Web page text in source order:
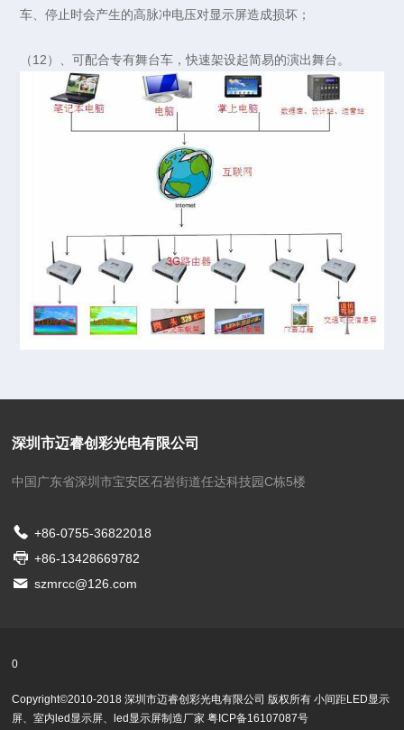
车、停止时会产生的高脉冲电压对显示屏造成损坏；
（12）、可配合专有舞台车，快速架设起简易的演出舞台。
深圳市迈睿创彩光电有限公司
中国广东省深圳市宝安区石岩街道任达科技园C栋5楼
+86-0755-36822018
+86-13428669782
szmrcc@126.com
0
Copyright©2010-2018 深圳市迈睿创彩光电有限公司 版权所有小间距LED显示
屏、室内led显示屏、 led显示屏制造厂家 粤ICP备16107087号